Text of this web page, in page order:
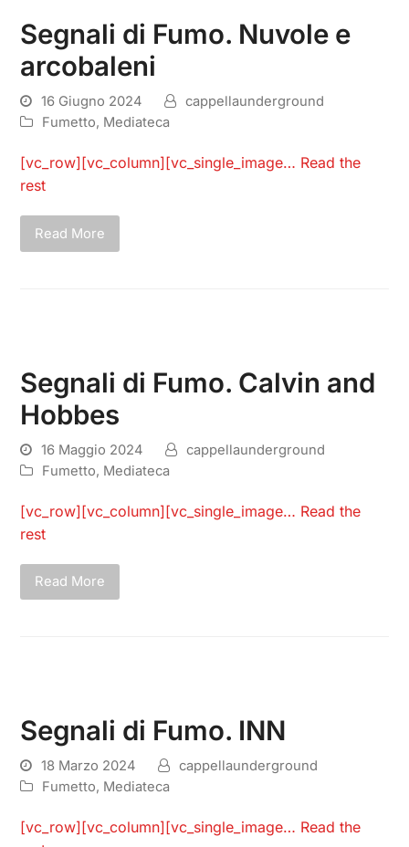
Segnali di Fumo. Nuvole e
arcobaleni
16 Giugno 2024
cappellaunderground
Fumetto, Mediateca
[vc_row][vc_column][vc_single_image… Read the
rest
Read More
Segnali di Fumo. Calvin and
Hobbes
16 Maggio 2024
cappellaunderground
Fumetto, Mediateca
[vc_row][vc_column][vc_single_image… Read the
rest
Read More
Segnali di Fumo. INN
18 Marzo 2024
cappellaunderground
Fumetto, Mediateca
[vc_row][vc_column][vc_single_image… Read the